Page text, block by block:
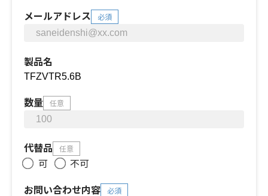
メールアドレス 必須
製品名
数量 任意
代替品 任意
可
不可
お問い合わせ内容
必須